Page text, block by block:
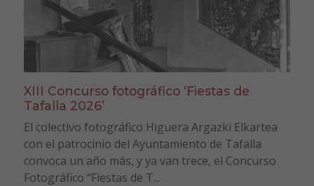
XIII Concurso fotográfico ‘Fiestas de
Tafalla 2026’
El colectivo fotográfico Higuera Argazki Elkartea
con el patrocinio del Ayuntamiento de Tafalla
convoca un año más, y ya van trece, el Concurso
Fotográfico “Fiestas de T...